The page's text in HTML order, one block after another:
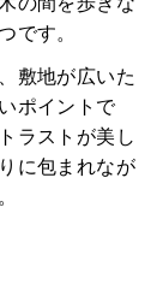
です。
敷地が広いた
ポイントで
ラストが美し
に包まれなが